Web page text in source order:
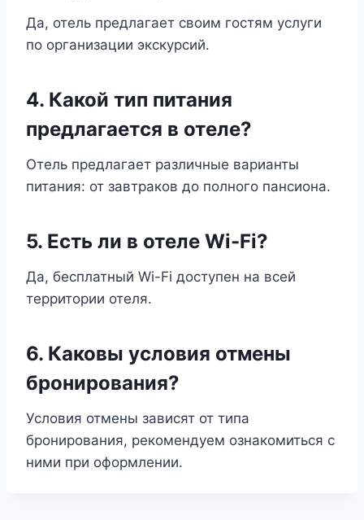
Да, отель предлагает своим гостям услуги
по организации экскурсий.
4. Какой тип питания
предлагается в отеле?
Отель предлагает различные варианты
питания: от завтраков до полного пансиона.
5. Есть ли в отеле Wi-Fi?
Да, бесплатный Wi-Fi доступен на всей
территории отеля.
6. Каковы условия отмены
бронирования?
Условия отмены зависят от типа
бронирования, рекомендуем ознакомиться с
ними при оформлении.